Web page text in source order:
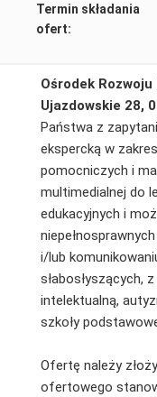
Termin składania
ofert:
Ośrodek
Ujazdowskie 28,
Państwa z
ekspercką w
pomocniczych i
multimedialnej do
edukacyjnych i
i/lub
słabosłyszących,
intelektualną,
szkoły
Ofertę należy
ofertowego